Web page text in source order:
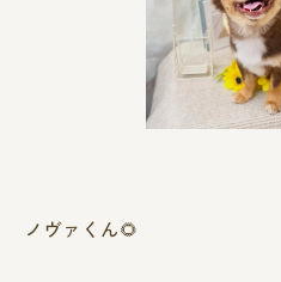
ノヴァくん🌻